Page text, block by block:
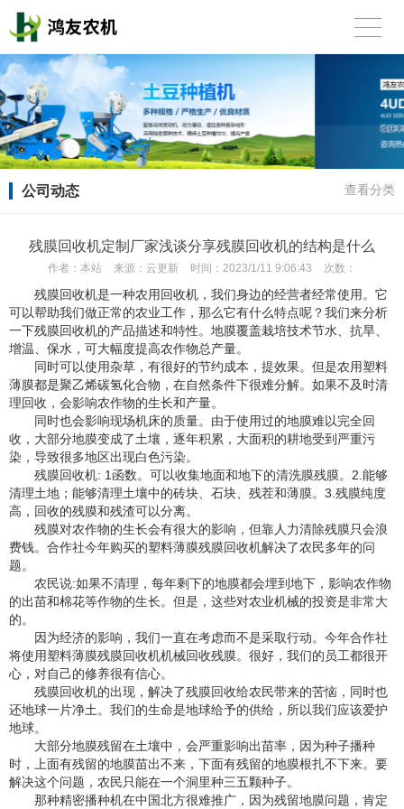
公司动态 查看分类
残膜回收机定制厂家浅谈分享残膜回收机的结构是什么
作者： 本站 来源： 云更新 时间： 2023/1/11 9:06:43 次数：
残膜回收机是一种农用回收机，我们身边的经营者经常使用。它
可以帮助我们做正常的农业工作，那么它有什么特点呢？我们来分析
一下残膜回收机的产品描述和特性。地膜覆盖栽培技术节水、抗旱、
增温、保水，可大幅度提高农作物总产量。
同时可以使用杂草，有很好的节约成本，提效果。但是农用塑料
薄膜都是聚乙烯碳氢化合物，在自然条件下很难分解。如果不及时清
理回收，会影响农作物的生长和产量。
同时也会影响现场机床的质量。由于使用过的地膜难以完全回
收，大部分地膜变成了土壤，逐年积累，大面积的耕地受到严重污
染，导致很多地区出现白色污染。
残膜回收机: 1函数。可以收集地面和地下的清洗膜残膜。2.能够
清理土地；能够清理土壤中的砖块、石块、残茬和薄膜。3.残膜纯度
高，回收的残膜和残渣可以分离。
残膜对农作物的生长会有很大的影响，但靠人力清除残膜只会浪
费钱。合作社今年购买的塑料薄膜残膜回收机解决了农民多年的问
题。
农民说:如果不清理，每年剩下的地膜都会埋到地下，影响农作物
的出苗和棉花等作物的生长。但是，这些对农业机械的投资是非常大
的。
因为经济的影响，我们一直在考虑而不是采取行动。今年合作社
将使用塑料薄膜残膜回收机机械回收残膜。很好，我们的员工都很开
心，对自己的修养很有信心。
残膜回收机的出现，解决了残膜回收给农民带来的苦恼，同时也
还地球一片净土。我们的生命是地球给予的供给，所以我们应该爱护
地球。
大部分地膜残留在土壤中，会严重影响出苗率，因为种子播种
时，上面有残留的地膜苗出不来，下面有残留的地膜根扎不下来。要
解决这个问题，农民只能在一个洞里种三五颗种子。
那种精密播种机在中国北方很难推广，因为残留地膜问题，肯定